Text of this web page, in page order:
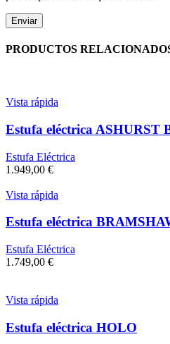
PRODUCTOS
Vista rápida
Estufa eléctrica ASHURST
Estufa Eléctrica
1.949,00 €
Vista rápida
Estufa eléctrica
Estufa Eléctrica
1.749,00 €
Vista rápida
Estufa eléctrica HOLO